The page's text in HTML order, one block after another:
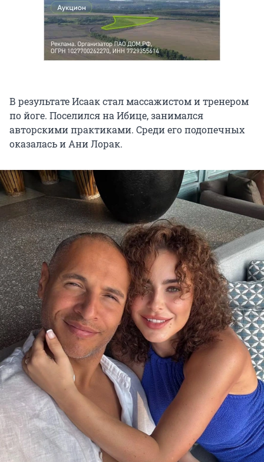
В результате Исаак стал массажистом и тренером
по йоге. Поселился на Ибице, занимался
авторскими практиками. Среди его подопечных
оказалась и Ани Лорак.